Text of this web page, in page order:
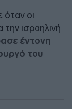
όταν οι
ισραηλινή
έντονη
του